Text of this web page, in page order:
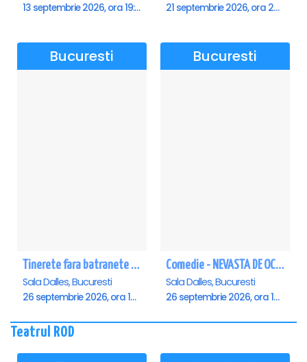
13 septembrie 2026, ora 19:00 21 septembrie 2026, ora 20:00
Bucuresti
Tinerete fara batranete si viata fara de moarte
Sala Dalles, Bucuresti
26 septembrie 2026, ora 10:30
Bucuresti
Comedie - NEVASTA DE OCAZIE !!!
Sala Dalles, Bucuresti
26 septembrie 2026, ora 19:00
Teatrul ROD